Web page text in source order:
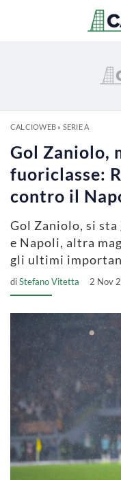
CALCIOWEB» SERIE A
Gol Zaniolo,
fuoriclasse:
contro il
Gol Zaniolo, si
e Napoli, altra
gli ultimi
diStefano Vitetta 2 Nov